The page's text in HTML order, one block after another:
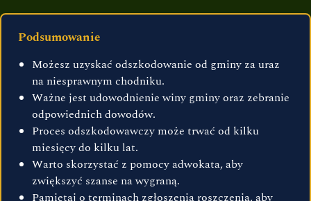
Podsumowanie
Możesz uzyskać odszkodowanie od gminy za uraz
na niesprawnym chodniku.
Ważne jest udowodnienie winy gminy oraz zebranie
odpowiednich dowodów.
Proces odszkodowawczy może trwać od kilku
miesięcy do kilku lat.
Warto skorzystać z pomocy adwokata, aby
zwiększyć szanse na wygraną.